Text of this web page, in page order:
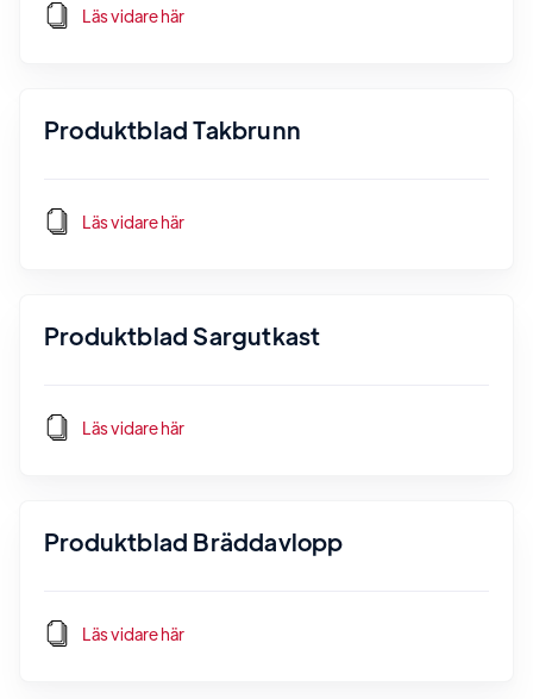
Läs vidare här
Produktblad Takbrunn
Läs vidare här
Produktblad Sargutkast
Läs vidare här
Produktblad Bräddavlopp
Läs vidare här